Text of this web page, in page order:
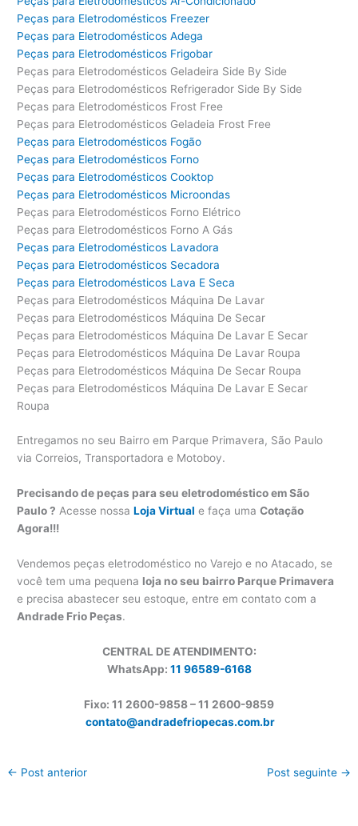
Peças para Eletrodomésticos Freezer
Peças para Eletrodomésticos Adega
Peças para Eletrodomésticos Frigobar
Peças para Eletrodomésticos Geladeira Side By Side
Peças para Eletrodomésticos Refrigerador Side By Side
Peças para Eletrodomésticos Frost Free
Peças para Eletrodomésticos Geladeia Frost Free
Peças para Eletrodomésticos Fogão
Peças para Eletrodomésticos Forno
Peças para Eletrodomésticos Cooktop
Peças para Eletrodomésticos Microondas
Peças para Eletrodomésticos Forno Elétrico
Peças para Eletrodomésticos Forno A Gás
Peças para Eletrodomésticos Lavadora
Peças para Eletrodomésticos Secadora
Peças para Eletrodomésticos Lava E Seca
Peças para Eletrodomésticos Máquina De Lavar
Peças para Eletrodomésticos Máquina De Secar
Peças para Eletrodomésticos Máquina De Lavar E Secar
Peças para Eletrodomésticos Máquina De Lavar Roupa
Peças para Eletrodomésticos Máquina De Secar Roupa
Peças para Eletrodomésticos Máquina De Lavar E Secar
Roupa
Entregamos no seu Bairro em Parque Primavera, São Paulo
via Correios, Transportadora e Motoboy.
Precisando de peças para seu eletrodoméstico em São
Paulo ? Acesse nossaLoja Virtual e faça umaCotação
Agora!!!
Vendemos peças eletrodoméstico no Varejo e no Atacado, se
você tem uma pequena loja no seu bairro Parque Primavera
e precisa abastecer seu estoque, entre em contato com a
Andrade Frio Peças.
CENTRAL DE ATENDIMENTO:
WhatsApp: 11 96589-6168
Fixo: 11 2600-9858 – 11 2600-9859
contato@andradefriopecas.com.br
← Post anterior Post seguinte →